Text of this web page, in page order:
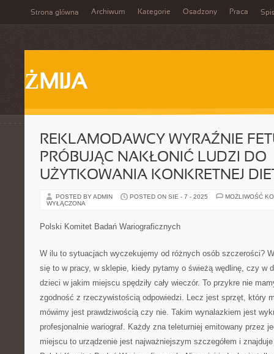
Strona główna Archiwum Kategorie Osadzony Praca
ŻMIJA
REKLAMODAWCY WYRAŹNIE
PRÓBUJĄC NAKŁONIĆ LUDZI DO
UŻYTKOWANIA KONKRETNEJ
POSTED BY ADMIN POSTED ON SIE - 7 - 2025
MOŻLIWOŚĆ
WYŁĄCZONA
Polski Komitet Badań Wariograficznych
W ilu to sytuacjach wyczekujemy od różnych osób szczerości?
się to w pracy, w sklepie, kiedy pytamy o świeżą wędlinę, czy w
dzieci w jakim miejscu spędziły cały wieczór. To przykre nie
zgodność z rzeczywistością odpowiedzi. Lecz jest sprzęt, który
mówimy jest prawdziwością czy nie. Takim wynalazkiem jest
profesjonalnie wariograf. Każdy zna teleturniej emitowany przez
miejscu to urządzenie jest najważniejszym szczegółem i